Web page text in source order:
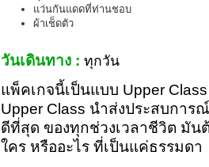
แว่นกันแดดที่ท่านชอบ
ผ้าเช็ดตัว
วันเดินทาง : ทุกวัน
แพ็คเกจนี้เป็นแบบ Upper
Upper Class นำส่งประสบการ
ดีที่สุด ของทุกช่วงเวลาชีวิต มัน
ใคร หรืออะไร ที่เป็นแค่ธรรมดา